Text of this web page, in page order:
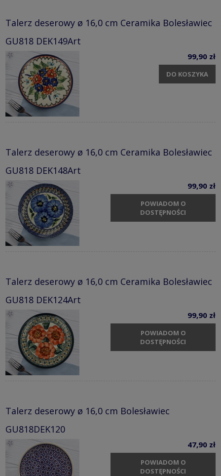
Talerz deserowy ø 16,0 cm Ceramika Bolesławiec
GU818 DEK149Art
99,90 zł
DO KOSZYKA
Talerz deserowy ø 16,0 cm Ceramika Bolesławiec
GU818 DEK148Art
99,90 zł
POWIADOM O
DOSTĘPNOŚCI
Talerz deserowy ø 16,0 cm Ceramika Bolesławiec
GU818 DEK124Art
99,90 zł
POWIADOM O
DOSTĘPNOŚCI
Talerz deserowy ø 16,0 cm Bolesławiec
GU818DEK120
47,90 zł
POWIADOM O
DOSTĘPNOŚCI